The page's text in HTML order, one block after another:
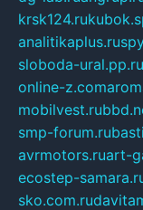
krsk124.ru
analitikaplus.ru
sloboda-ural.pp.ru
online-z.com
mobilvest.ru
smp-forum.ru
avrmotors.ruart-
ecostep-
sko.com.ru